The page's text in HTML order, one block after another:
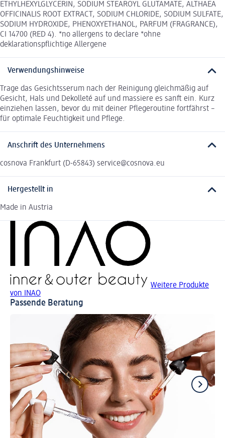
ETHYLHEXYLGLYCERIN, SODIUM STEAROYL GLUTAMATE, ALTHAEA
OFFICINALIS ROOT EXTRACT, SODIUM CHLORIDE, SODIUM SULFATE,
SODIUM HYDROXIDE, PHENOXYETHANOL, PARFUM (FRAGRANCE),
CI 14700 (RED 4). *no allergens to declare *ohne
deklarationspflichtige Allergene
Verwendungshinweise
Trage das Gesichtsserum nach der Reinigung gleichmäßig auf
Gesicht, Hals und Dekolleté auf und massiere es sanft ein. Kurz
einziehen lassen, bevor du mit deiner Pflegeroutine fortfährst –
für optimale Feuchtigkeit und Pflege.
Anschrift des Unternehmens
cosnova Frankfurt (D-65843) service@cosnova.eu
Hergestellt in
Made in Austria
Weitere Produkte
von INAO
Passende Beratung